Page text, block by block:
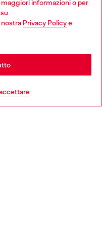
informazioni o per
Privacy Policye
but it seems you may